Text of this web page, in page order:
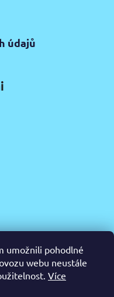
umožnili pohodlné
webu neustále
Více
údajů